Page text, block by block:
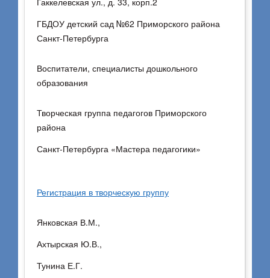
ГБДОУ детский сад №62 Приморского района
Санкт-Петербурга
Воспитатели, специалисты дошкольного
образования
Творческая группа педагогов Приморского
района
Санкт-Петербурга «Мастера педагогики»
Регистрация в творческую группу
Янковская В.М.,
Ахтырская Ю.В.,
Тунина Е.Г.